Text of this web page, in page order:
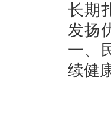
长期
发扬
一、
续健